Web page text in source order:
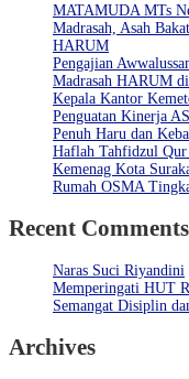
MATAMUDA MTs
Madrasah, Asah
HARUM
Pengajian
Madrasah HARUM
Kepala Kantor
Penguatan Kinerja
Penuh Haru dan
Haflah Tahfidzul
Kemenag Kota
Rumah OSMA
Recent Comments
Naras Suci Riyandini
Memperingati HUT
Semangat Disiplin
Archives